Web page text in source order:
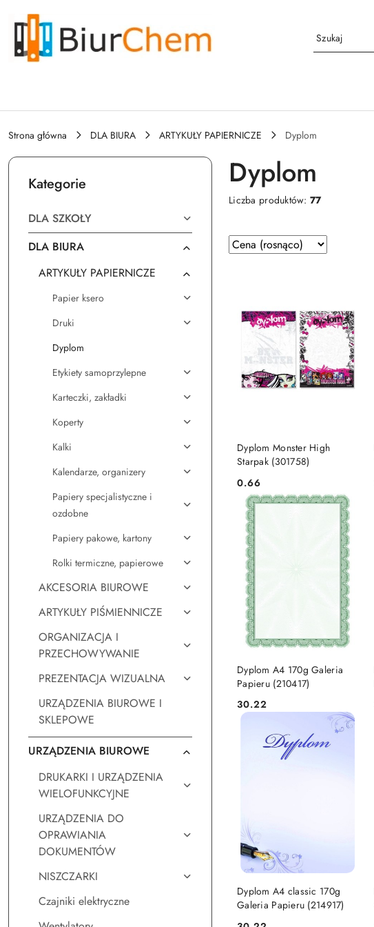
Przejdź do treści głównej
Przejdź do wyszukiwarki
Przejdź do moje konto
Przejdź do menu głównego
Przejdź do stopki
Strona główna DLA BIURA ARTYKUŁY PAPIERNICZE Dyplom
Kategorie
DLA SZKOŁY
DLA BIURA
ARTYKUŁY PAPIERNICZE
Papier ksero
Druki
Dyplom
Etykiety samoprzylepne
Karteczki, zakładki
Koperty
Kalki
Kalendarze, organizery
Papiery specjalistyczne i
ozdobne
Papiery pakowe, kartony
Rolki termiczne, papierowe
AKCESORIA BIUROWE
ARTYKUŁY PIŚMIENNICZE
ORGANIZACJA I
PRZECHOWYWANIE
PREZENTACJA WIZUALNA
URZĄDZENIA BIUROWE I
SKLEPOWE
URZĄDZENIA BIUROWE
DRUKARKI I URZĄDZENIA
WIELOFUNKCYJNE
URZĄDZENIA DO
OPRAWIANIA
DOKUMENTÓW
NISZCZARKI
Czajniki elektryczne
Dyplom
Liczba produktów:77
Zastosowano
sortowanie:
Sortuj
według
Dyplom Monster High
Starpak (301758)
Cena:
0.66
DO KOSZYKA
Dyplom A4 170g Galeria
Papieru (210417)
Cena:
30.22
DO KOSZYKA
Dyplom A4 classic 170g
Galeria Papieru (214917)
DO KOSZYKA